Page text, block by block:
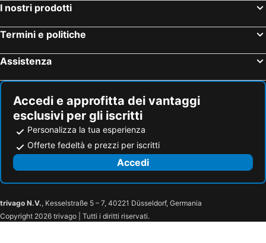
I nostri prodotti
Termini e politiche
Assistenza
Accedi e approfitta dei vantaggi
esclusivi per gli iscritti
Personalizza la tua esperienza
Offerte fedeltà e prezzi per iscritti
Accedi
trivago N.V., Kesselstraße 5 – 7, 40221 Düsseldorf, Germania
Copyright 2026 trivago | Tutti i diritti riservati.